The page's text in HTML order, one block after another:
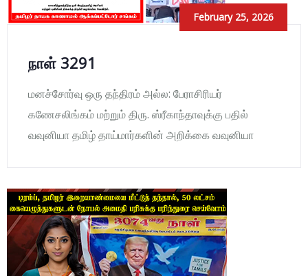
February 25, 2026
நாள் 3291
மனச்சோர்வு ஒரு தந்திரம் அல்ல: பேராசிரியர்
கணேசலிங்கம் மற்றும் திரு. ஸ்ரீகாந்தாவுக்கு பதில்
வவுனியா தமிழ் தாய்மார்களின் அறிக்கை வவுனியா